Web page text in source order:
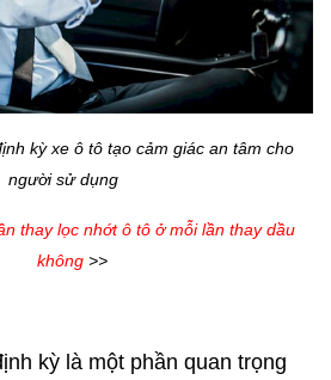
kỳ xe ô tô tạo cảm giác an tâm cho
người sử dụng
thay lọc nhớt ô tô ở mỗi lần thay dầu
không >>
kỳ là một phần quan trọng